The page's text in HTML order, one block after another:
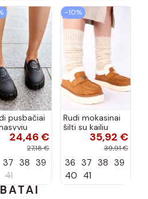
pusbačiai
Teska
24,46 €
27,18 €
37 38 39
41
−10%
Rudi mokasinai
šilti su kailiu
35,92 €
39,91 €
36 37 38 39
40 41